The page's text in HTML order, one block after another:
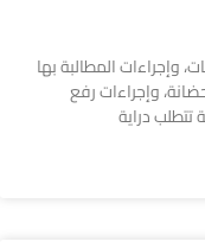
وإجراءات المطالبة بها
وإجراءات رفع
دراية